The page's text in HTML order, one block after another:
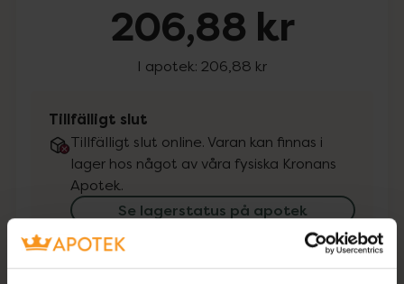
206,88 kr
I apotek: 206,88 kr
Tillfälligt slut
Tillfälligt slut online. Varan kan finnas i
lager hos något av våra fysiska Kronans
Apotek.
Se lagerstatus på apotek
Få mejl när varan finns i lager online